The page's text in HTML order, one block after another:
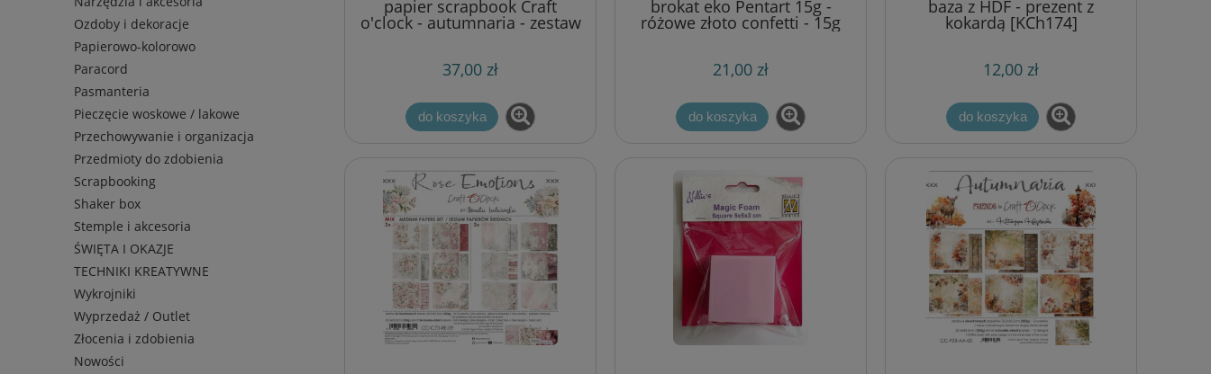
Ozdoby i dekoracje
Papierowo-kolorowo
Paracord
Pasmanteria
Pieczęcie woskowe / lakowe
Przechowywanie i organizacja
Przedmioty do zdobienia
Scrapbooking
Shaker box
Stemple i akcesoria
ŚWIĘTA I OKAZJE
TECHNIKI KREATYWNE
Wykrojniki
Wyprzedaż / Outlet
Złocenia i zdobienia
Nowości
papier scrapbook Craft
o'clock - autumnaria - zestaw
37,00 zł
do koszyka
brokat eko Pentart 15g -
różowe złoto confetti - 15g
21,00 zł
do koszyka
baza z HDF - prezent z
kokardą [KCh174]
12,00 zł
do koszyka